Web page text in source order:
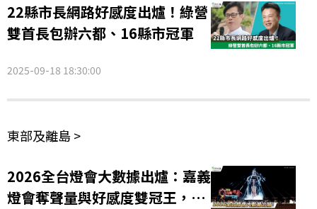
22縣市長網路好感度出爐！綠營
雙首長包辦六都、16縣市冠軍
2025-09-18 18:30:00
東部及離島 >
2026全台燈會大數據出爐：嘉義
燈會奪聲量與好感度雙冠王，民